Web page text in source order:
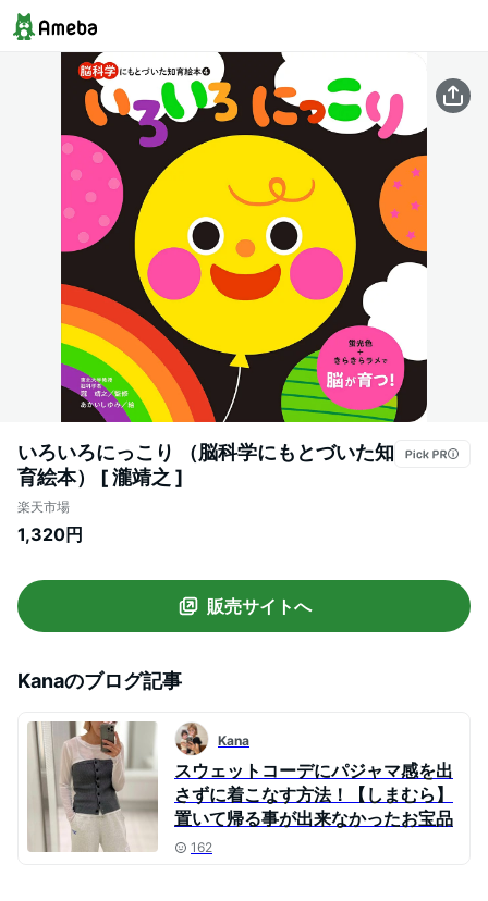
いろいろにっこり （脳科学にもとづいた知
育絵本） [ 瀧靖之 ]
楽天市場
1,320円
販売サイトへ
Kanaのブログ記事
Kana
スウェットコーデにパジャマ感を出
さずに着こなす方法！【しまむら】
置いて帰る事が出来なかったお宝品
162